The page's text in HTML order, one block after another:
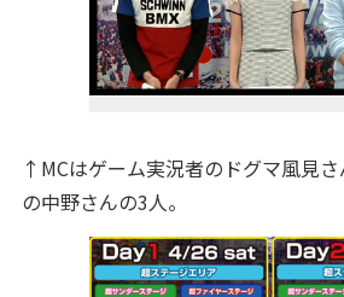
↑MCはゲーム実況者のドグマ風見さ
の中野さんの3人。